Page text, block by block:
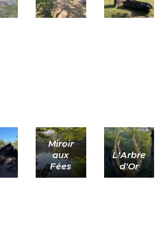
Miroir
aux
Fées
L'Arbre
d'Or